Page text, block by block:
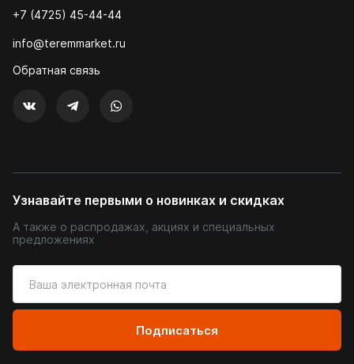
+7 (4725) 45-44-44
info@teremmarket.ru
Обратная связь
Узнавайте первыми о новинках и скидках
А также о распродажах, акциях и специальных
предложениях
ваш
адрес
почты
Подписаться